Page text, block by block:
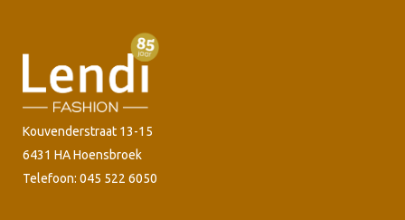
Kouvenderstraat 13-15
6431 HA Hoensbroek
Telefoon: 045 522 6050